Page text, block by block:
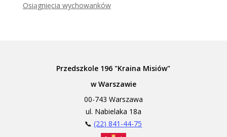
Osiągnięcia wychowanków
Przedszkole 196 "Kraina Misiów"
w Warszawie
00-743 Warszawa
ul. Nabielaka 18a
📞(22) 841-44-75